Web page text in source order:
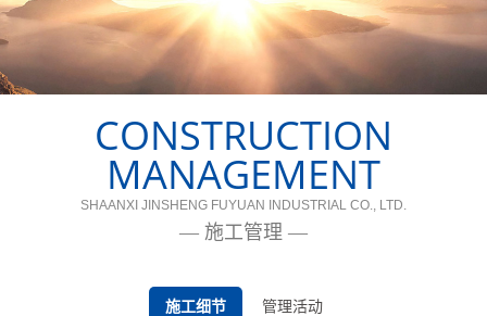
业绩展示
新闻中心
人才招聘
联系我们
CONSTRUCTION
MANAGEMENT
SHAANXI JINSHENG FUYUAN INDUSTRIAL CO., LTD.
— 施工管理 —
施工细节 管理活动